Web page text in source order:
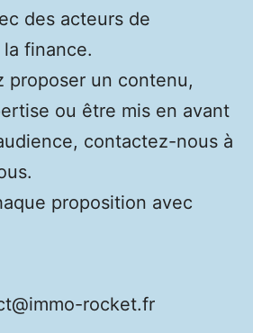
des acteurs de
finance.
proposer un contenu,
ou être mis en avant
contactez-nous à
proposition avec
rocket.fr